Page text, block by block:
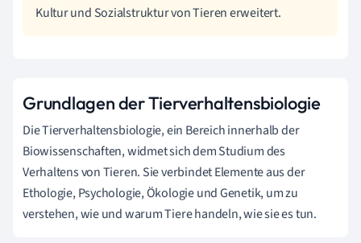
Kultur und Sozialstruktur von Tieren erweitert.
Grundlagen der Tierverhaltensbiologie
Die Tierverhaltensbiologie, ein Bereich innerhalb der
Biowissenschaften, widmet sich dem Studium des
Verhaltens von Tieren. Sie verbindet Elemente aus der
Ethologie, Psychologie, Ökologie und Genetik, um zu
verstehen, wie und warum Tiere handeln, wie sie es tun.